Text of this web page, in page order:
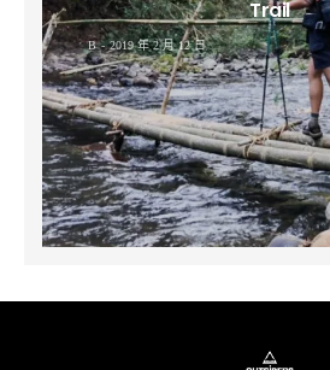
Trail
B 2019 年 2 月 12 日